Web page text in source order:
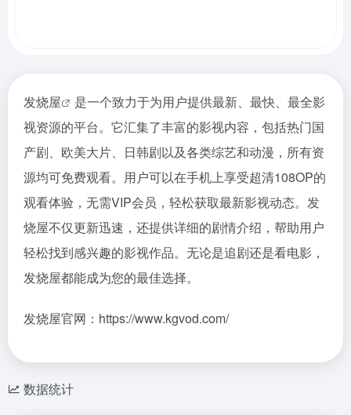
发烧屋
是一个致力于为用户提供最新、最快、最全影
视资源的平台。它汇集了丰富的影视内容，包括热门国
产剧、欧美大片、日韩剧以及各类综艺和动漫，所有资
源均可免费观看。用户可以在手机上享受超清108OP的
观看体验，无需VIP会员，轻松获取最新影视动态。发
烧屋不仅更新迅速，还提供详细的剧情介绍，帮助用户
轻松找到感兴趣的影视作品。无论是追剧还是看电影，
发烧屋都能成为您的最佳选择。
发烧屋官网：https://www.kgvod.com/
数据统计